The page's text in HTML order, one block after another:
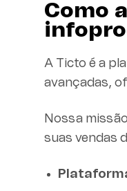
Como
A Ticto é a
avançadas,
Nossa
suas vendas